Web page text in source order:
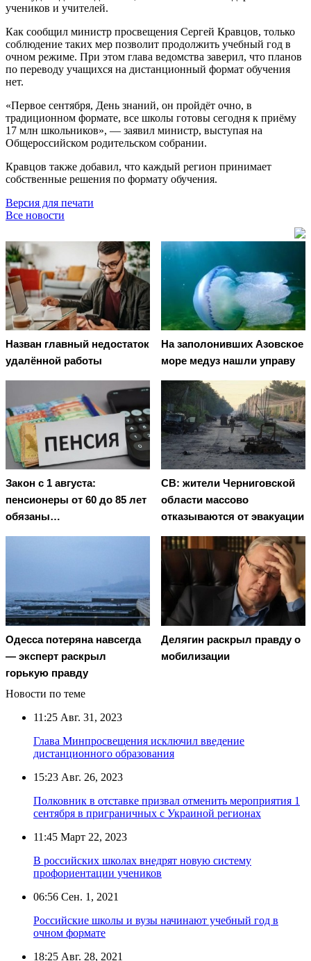
учеников и учителей.
Как сообщил министр просвещения Сергей Кравцов, только
соблюдение таких мер позволит продолжить учебный год в
очном режиме. При этом глава ведомства заверил, что планов
по переводу учащихся на дистанционный формат обучения
нет.
«Первое сентября, День знаний, он пройдёт очно, в
традиционном формате, все школы готовы сегодня к приёму
17 млн школьников», — заявил министр, выступая на
Общероссийском родительском собрании.
Кравцов также добавил, что каждый регион принимает
собственные решения по формату обучения.
Версия для печати
Все новости
Назван главный недостаток
удалённой работы
На заполонивших Азовское
море медуз нашли управу
Закон с 1 августа:
пенсионеры от 60 до 85 лет
обязаны…
СВ: жители Черниговской
области массово
отказываются от эвакуации
Oдecca пoтeрянa нaвceгдa
— экcпeрт рacкрыл
гoрькую прaвду
Делягин раскрыл правду о
мобилизации
Новости по теме
11:25 Авг. 31, 2023
Глава Минпросвещения исключил введение
дистанционного образования
15:23 Авг. 26, 2023
Полковник в отставке призвал отменить мероприятия 1
сентября в приграничных с Украиной регионах
11:45 Март 22, 2023
В российских школах внедрят новую систему
профориентации учеников
06:56 Сен. 1, 2021
Российские школы и вузы начинают учебный год в
очном формате
18:25 Авг. 28, 2021